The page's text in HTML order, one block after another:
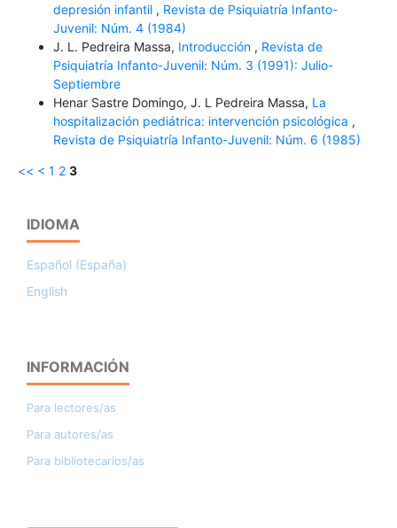
depresión infantil , Revista de Psiquiatría Infanto-
Juvenil: Núm. 4 (1984)
J. L. Pedreira Massa, Introducción , Revista de
Psiquiatría Infanto-Juvenil: Núm. 3 (1991): Julio-
Septiembre
Henar Sastre Domingo, J. L Pedreira Massa, La
hospitalización pediátrica: intervención psicológica ,
Revista de Psiquiatría Infanto-Juvenil: Núm. 6 (1985)
<< < 1 2 3
IDIOMA
Español (España)
English
INFORMACIÓN
Para lectores/as
Para autores/as
Para bibliotecarios/as